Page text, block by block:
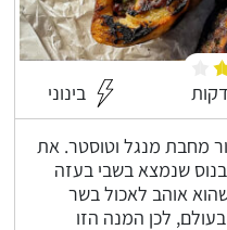
בינוני
בישול תנור מחבת מנגל וטוסטר. את
שנמצא בשבי בעזה
אומרים שהוא אוהב לאכול בשר
לכן המנה הזו